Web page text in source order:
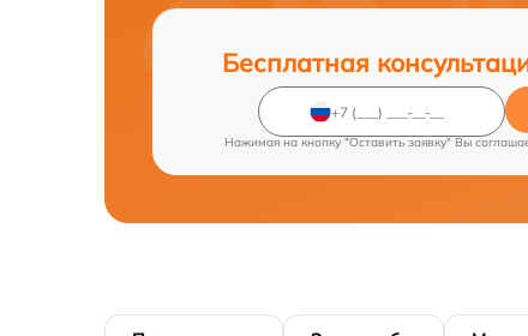
Бесплатная
Нажимая на кнопку "Оставить заявку" Вы